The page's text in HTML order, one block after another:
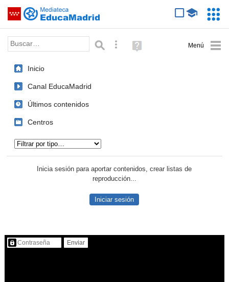
Saltar navegación
Palabra o frase: Búsqueda avanzada
Ayuda
(en
Inicio
Canal EducaMadrid
Últimos contenidos
Centros
Inicia sesión para aportar contenidos, crear listas de
reproducción...
Iniciar sesión
Contenido protegido…